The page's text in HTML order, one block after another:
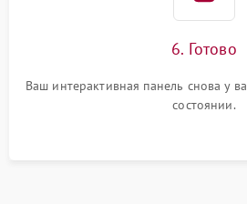
6. Готово
Ваш интерактивная панель снова у
состоянии.